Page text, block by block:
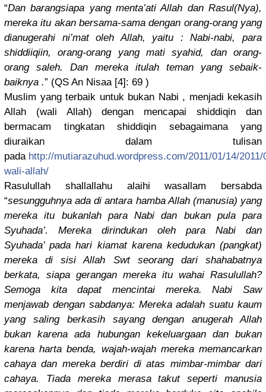
“Dan barangsiapa yang menta’ati Allah dan Rasul(Nya),
mereka itu akan bersama-sama dengan orang-orang yang
dianugerahi ni’mat oleh Allah, yaitu : Nabi-nabi,
para
shiddiiqiin, orang-orang yang mati syahid, dan orang-
orang saleh. Dan mereka itulah teman yang sebaik-
baiknya .” (QS An Nisaa [4]: 69 )
Muslim yang terbaik untuk bukan Nabi , menjadi kekasih
Allah (wali Allah) dengan mencapai shiddiqin dan
bermacam tingkatan shiddiqin sebagaimana yang
diuraikan dalam tulisan
pada http://mutiarazuhud.wordpress.com/2011/01/14/2011/
wali-allah/
Rasulullah shallallahu alaihi wasallam bersabda
“sesungguhnya ada di antara hamba Allah (manusia) yang
mereka itu bukanlah para Nabi dan bukan pula para
Syuhada’. Mereka dirindukan oleh para Nabi dan
Syuhada’ pada hari kiamat karena kedudukan (pangkat)
mereka di sisi Allah Swt seorang dari shahabatnya
berkata, siapa gerangan mereka itu wahai Rasulullah?
Semoga kita dapat mencintai mereka. Nabi Saw
menjawab dengan sabdanya: Mereka adalah suatu kaum
yang saling berkasih sayang dengan anugerah Allah
bukan karena ada hubungan kekeluargaan dan bukan
karena harta benda, wajah-wajah mereka memancarkan
cahaya dan mereka berdiri di atas mimbar-mimbar dari
cahaya. Tiada mereka merasa takut seperti manusia